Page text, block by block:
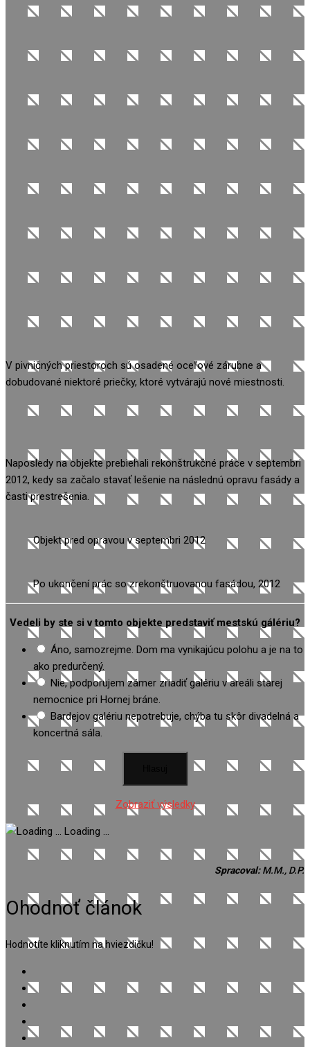
V pivničných priestoroch sú osadené oceľové zárubne a
dobudované niektoré priečky, ktoré vytvárajú nové miestnosti.
Naposledy na objekte prebiehali rekonštrukčné práce v septembri
2012, kedy sa začalo stavať lešenie na následnú opravu fasády a
časti prestrešenia.
Objekt pred opravou v septembri 2012
Po ukončení prác so zrekonštruovanou fasádou, 2012
Vedeli by ste si v tomto objekte predstaviť mestskú gálériu?
Áno, samozrejme. Dom ma vynikajúcu polohu a je na to
ako predurčený.
Nie, podporujem zámer zriadiť galériu v areáli starej
nemocnice pri Hornej bráne.
Bardejov galériu nepotrebuje, chýba tu skôr divadelná a
koncertná sála.
Zobraziť výsledky
Loading ...
Spracoval:M.M., D.P.
Ohodnoť článok
Hodnotíte kliknutím na hviezdičku!